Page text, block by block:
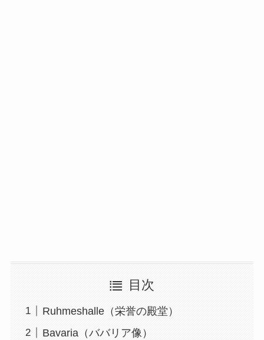
目次
Ruhmeshalle（栄誉の殿堂）
Bavaria（ババリア像）